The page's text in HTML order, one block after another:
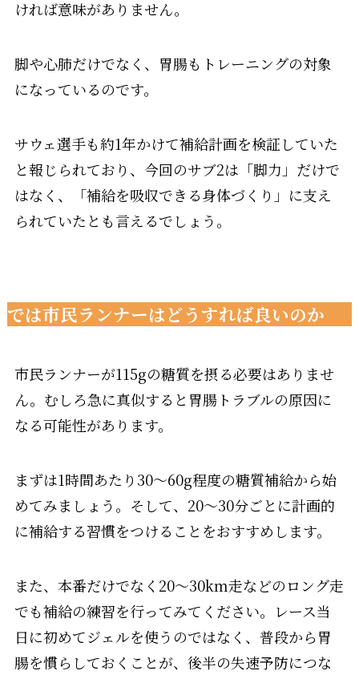
ければ意味がありません。
脚や心肺だけでなく、胃腸もトレーニングの対象
になっているのです。
サウェ選手も約1年かけて補給計画を検証していた
と報じられており、今回のサブ2は「脚力」だけで
はなく、「補給を吸収できる身体づくり」に支え
られていたとも言えるでしょう。
では市民ランナーはどうすれば良いのか
市民ランナーが115gの糖質を摂る必要はありませ
ん。むしろ急に真似すると胃腸トラブルの原因に
なる可能性があります。
まずは1時間あたり30〜60g程度の糖質補給から始
めてみましょう。そして、20〜30分ごとに計画的
に補給する習慣をつけることをおすすめします。
また、本番だけでなく20〜30km走などのロング走
でも補給の練習を行ってみてください。レース当
日に初めてジェルを使うのではなく、普段から胃
腸を慣らしておくことが、後半の失速予防につな